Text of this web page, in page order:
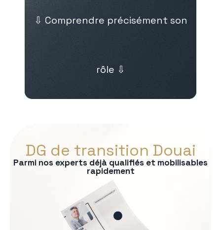
⇩ Comprendre précisément son
rôle ⇩
DG de transition Douai
Parmi nos experts déjà qualifiés et mobilisables
rapidement